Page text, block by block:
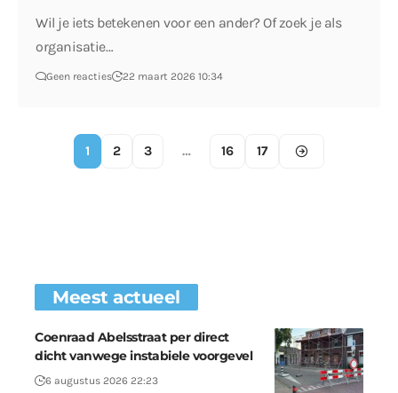
Wil je iets betekenen voor een ander? Of zoek je als
organisatie…
Geen reacties 22 maart 2026 10:34
1 2 3 … 16 17
Meest actueel
Coenraad Abelsstraat per direct
dicht vanwege instabiele voorgevel
6 augustus 2026 22:23